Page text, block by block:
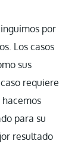
por
Los casos
sus
requiere
hacemos
para su
resultado